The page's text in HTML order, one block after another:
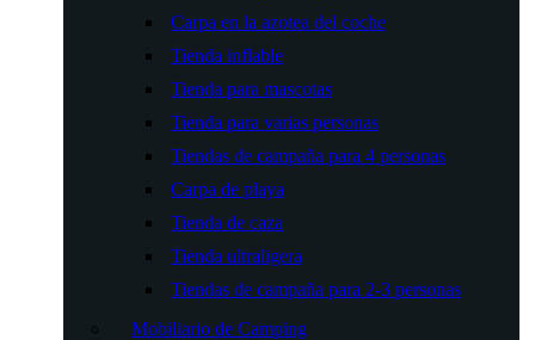
Carpa en la azotea del coche
Tienda inflable
Tienda para mascotas
Tienda para varias personas
Tiendas de campaña para 4 personas
Carpa de playa
Tienda de caza
Tienda ultraligera
Tiendas de campaña para 2-3 personas
Mobiliario de Camping